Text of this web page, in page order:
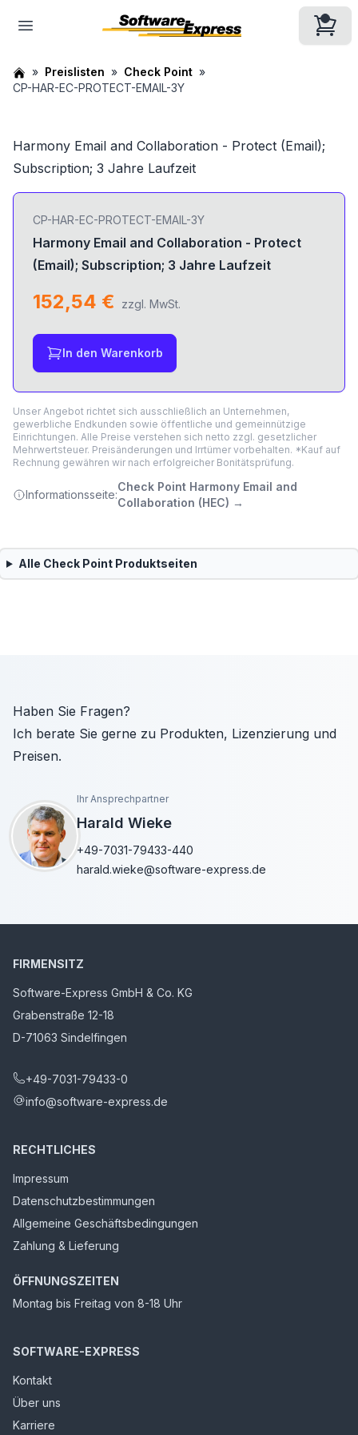
Preislisten
Check Point
CP-HAR-EC-PROTECT-EMAIL-3Y
Harmony Email and Collaboration - Protect (Email);
Subscription; 3 Jahre Laufzeit
CP-HAR-EC-PROTECT-EMAIL-3Y
Harmony Email and Collaboration - Protect
(Email); Subscription; 3 Jahre Laufzeit
152,54 € zzgl. MwSt.
In den Warenkorb
Unser Angebot richtet sich ausschließlich an Unternehmen,
gewerbliche Endkunden sowie öffentliche und gemeinnützige
Einrichtungen. Alle Preise verstehen sich netto zzgl. gesetzlicher
Mehrwertsteuer. Preisänderungen und Irrtümer vorbehalten. *Kauf auf
Rechnung gewähren wir nach erfolgreicher Bonitätsprüfung.
Informationsseite:
Check Point Harmony Email and
Collaboration (HEC) →
Alle Check PointProduktseiten
Haben Sie Fragen?
Ich berate Sie gerne zu Produkten, Lizenzierung und
Preisen.
Ihr Ansprechpartner
Harald Wieke
+49-7031-79433-440
harald.wieke@software-express.de
FIRMENSITZ
Software-Express GmbH & Co. KG
Grabenstraße 12-18
D-71063 Sindelfingen
+49-7031-79433-0
info@software-express.de
RECHTLICHES
Impressum
Datenschutzbestimmungen
Allgemeine Geschäftsbedingungen
Zahlung & Lieferung
ÖFFNUNGSZEITEN
Montag bis Freitag von 8-18 Uhr
SOFTWARE-EXPRESS
Kontakt
Über uns
Karriere